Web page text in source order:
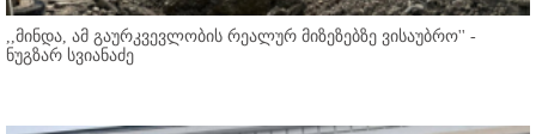
,,მინდა, ამ გაურკვევლობის რეალურ მიზეზებზე ვისაუბრო'' -
ნუგზარ სვიანაძე